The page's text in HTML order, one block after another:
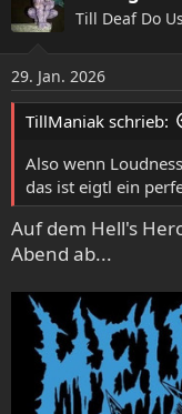
Till Deaf Do
29. Jan. 2026
TillManiak schrieb:
Also wenn
das ist eigtl ein
Auf dem Hell's
Abend ab...